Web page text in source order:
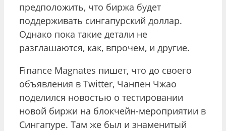
предположить, что биржа будет
поддерживать сингапурский доллар.
Однако пока такие детали не
разглашаются, как, впрочем, и другие.
Finance Magnates пишет, что до своего
объявления в Twitter, Чанпен Чжао
поделился новостью о тестировании
новой биржи на блокчейн-мероприятии в
Сингапуре. Там же был и знаменитый